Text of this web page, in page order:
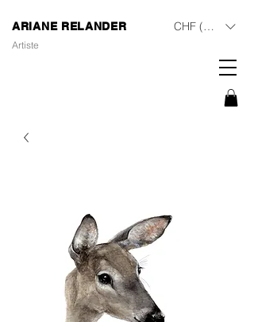
ARIANE RELANDER
Artiste
CHF (CHF)